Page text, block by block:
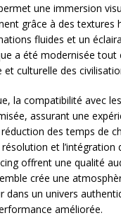
une immersion
grâce à des textures
fluides et un
a été modernisée tout
et culturelle des
la compatibilité avec
assurant une
des temps de
et l’intégration
offrent une qualité
crée une
dans un univers
améliorée.